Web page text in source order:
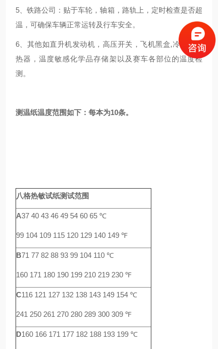
5 、铁路公司：贴于车轮，轴箱，路轨上，定时检查是否超
温，可确保车辆正常运转及行车安全。
6 、其他如直升机发动机，高压开关，飞机黑盒,冷却水散
热器，温度敏感化学品存储架以及赛车各部位的温度检
测。
测温纸温度范围如下：每本为10条。
八格热敏试纸测试范围
A37 40 43 46 49 54 60 65 ℃
99 104 109 115 120 129 140 149 ℉
B71 77 82 88 93 99 104 110 ℃
160 171 180 190 199 210 219 230 ℉
C116 121 127 132 138 143 149 154 ℃
241 250 261 270 280 289 300 309 ℉
D160 166 171 177 182 188 193 199 ℃